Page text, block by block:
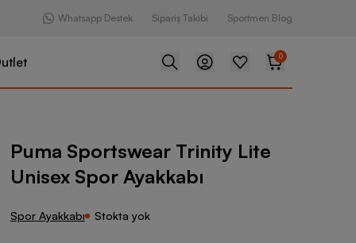
Whatsapp Destek Sipariş Takibi Sportmen Blog
0
Trinity Lite Unisex Spor Ayakkabı
Puma Sportswear Trinity Lite
Unisex Spor Ayakkabı
Spor Ayakkabı Stokta yok